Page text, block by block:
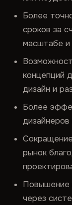
Более
сроков за
масштабе
концепций
дизайн и
Более
дизайнеров
рынок
Повышение
через